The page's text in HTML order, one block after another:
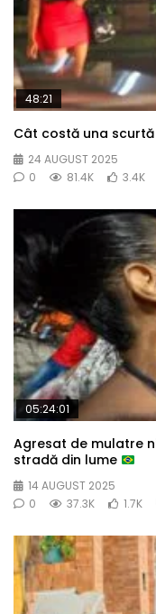
48:21
Cât costă una
24 AUGUST 2025
0
81.4K 3.4K
05:24:01
Agresat de mulatre
stradă din lume
14 AUGUST 2025
0
37.3K 1.7K